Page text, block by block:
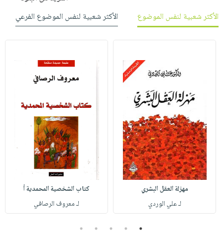
الأكثر شعبية لنفس الموضوع
الأكثر شعبية لنفس الموضوع الفرعي
مهزلة العقل البشري
لـ علي الوردي
كتاب الشخصية المحمدية أ
لـ معروف الرصافي
1
2
3
4
5